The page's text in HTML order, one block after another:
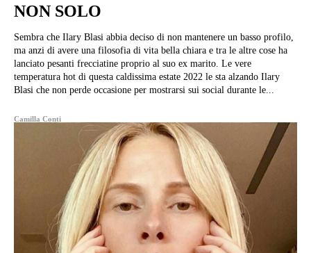
NON SOLO
Sembra che Ilary Blasi abbia deciso di non mantenere un basso profilo,
ma anzi di avere una filosofia di vita bella chiara e tra le altre cose ha
lanciato pesanti frecciatine proprio al suo ex marito. Le vere
temperatura hot di questa caldissima estate 2022 le sta alzando Ilary
Blasi che non perde occasione per mostrarsi sui social durante le...
Camilla Conti